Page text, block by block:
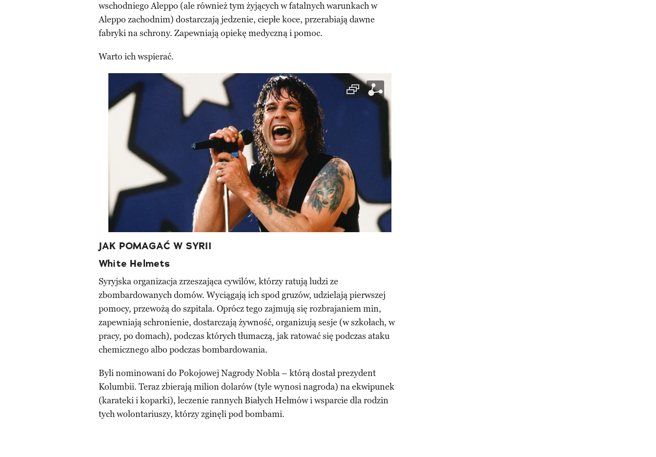
wschodniego Aleppo (ale również tym żyjących w fatalnych warunkach w
Aleppo zachodnim) dostarczają jedzenie, ciepłe koce, przerabiają dawne
fabryki na schrony. Zapewniają opiekę medyczną i pomoc.
Warto ich wspierać.
JAK POMAGAĆ W SYRII
White Helmets
Syryjska organizacja zrzeszająca cywilów, którzy ratują ludzi ze
zbombardowanych domów. Wyciągają ich spod gruzów, udzielają pierwszej
pomocy, przewożą do szpitala. Oprócz tego zajmują się rozbrajaniem min,
zapewniają schronienie, dostarczają żywność, organizują sesje (w szkołach, w
pracy, po domach), podczas których tłumaczą, jak ratować się podczas ataku
chemicznego albo podczas bombardowania.
Byli nominowani do Pokojowej Nagrody Nobla – którą dostał prezydent
Kolumbii. Teraz zbierają milion dolarów (tyle wynosi nagroda) na ekwipunek
(karateki i koparki), leczenie rannych Białych Hełmów i wsparcie dla rodzin
tych wolontariuszy, którzy zginęli pod bombami.